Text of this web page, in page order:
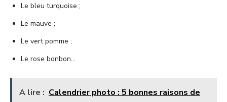
Le bleu turquoise ;
Le mauve ;
Le vert pomme ;
Le rose bonbon…
A lire : Calendrier photo : 5 bonnes raisons de